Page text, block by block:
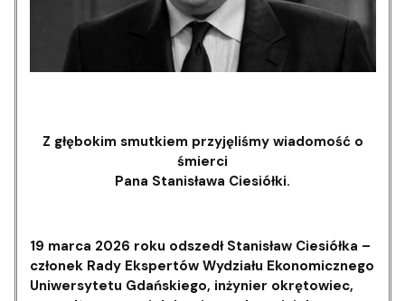
Z głębokim smutkiem przyjęliśmy wiadomość o
śmierci
Pana Stanisława Ciesiółki.
19 marca 2026 roku odszedł Stanisław Ciesiółka –
członek Rady Ekspertów Wydziału Ekonomicznego
Uniwersytetu Gdańskiego, inżynier okrętowiec,